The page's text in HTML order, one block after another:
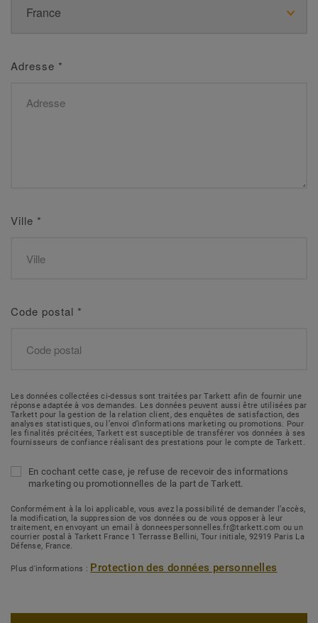
Adresse *
Ville *
Code postal *
Les données collectées ci-dessus sont traitées par Tarkett afin de fournir une
réponse adaptée à vos demandes. Les données peuvent aussi être utilisées par
Tarkett pour la gestion de la relation client, des enquêtes de satisfaction, des
analyses statistiques, ou l’envoi d’informations marketing ou promotions. Pour
les finalités précitées, Tarkett est susceptible de transférer vos données à ses
fournisseurs de confiance réalisant des prestations pour le compte de Tarkett.
En cochant cette case, je refuse de recevoir des informations
marketing ou promotionnelles de la part de Tarkett.
Conformément à la loi applicable, vous avez la possibilité de demander l’accès,
la modification, la suppression de vos données ou de vous opposer à leur
traitement, en envoyant un email à donneespersonnelles.fr@tarkett.com ou un
courrier postal à Tarkett France 1 Terrasse Bellini, Tour initiale, 92919 Paris La
Défense, France.
Plus d'informations : Protection des données personnelles